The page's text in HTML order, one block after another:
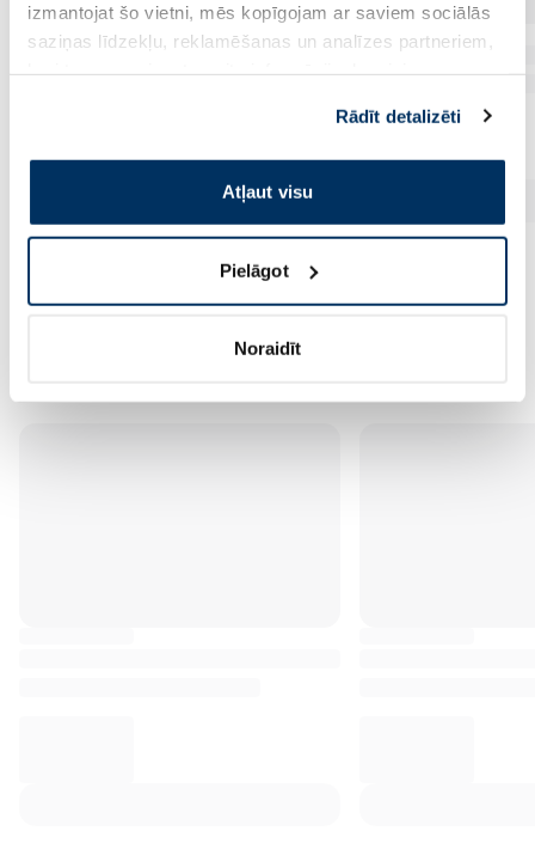
izmantojat šo vietni, mēs kopīgojam ar saviem sociālās
saziņas līdzekļu, reklamēšanas un analīzes partneriem,
pakalpojumus. Ja piekrītat šo papildu sīkdatņu
izmantošanai, lūdzu, atzīmējiet savu izvēli:
Rādīt detalizēti
Atļaut visu
Pielāgot
Noraidīt
Vēl no šī zīmola